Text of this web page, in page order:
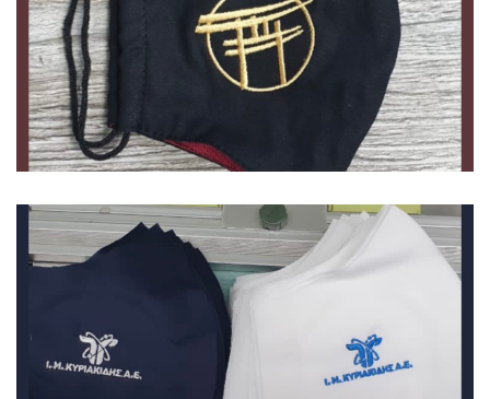
Μάσκες
Μάσκες